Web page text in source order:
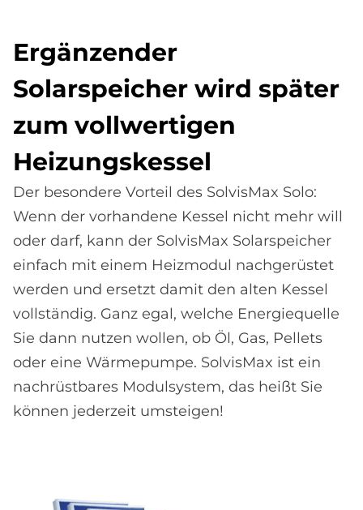
Er­gän­zen­der
So­lar­spei­cher wird spä­ter
zum voll­wer­ti­gen
Hei­zungs­kes­sel
Der besondere Vorteil des SolvisMax Solo:
Wenn der vorhandene Kessel nicht mehr will
oder darf, kann der SolvisMax Solarspeicher
einfach mit einem Heizmodul nachgerüstet
werden und ersetzt damit den alten Kessel
vollständig. Ganz egal, welche Energiequelle
Sie dann nutzen wollen, ob Öl, Gas, Pellets
oder eine Wärmepumpe. SolvisMax ist ein
nachrüstbares Modulsystem, das heißt Sie
können jederzeit umsteigen!